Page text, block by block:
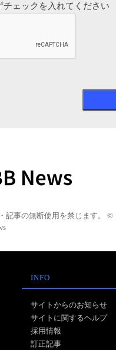
ェックを入れてください
記事の無断使用を禁じます。 ©
INFO
サイトからのお知らせ
サイトに関するヘルプ
採用情報
訂正記事